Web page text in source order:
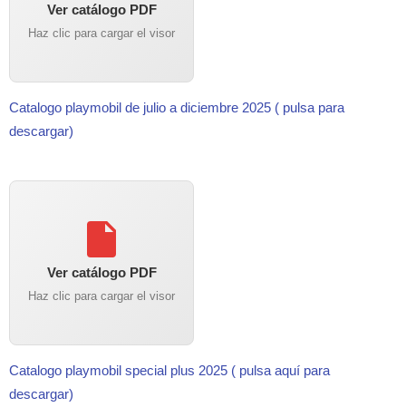
Ver catálogo PDF
Haz clic para cargar el visor
Catalogo playmobil de julio a diciembre 2025 ( pulsa para
descargar)
Ver catálogo PDF
Haz clic para cargar el visor
Catalogo playmobil special plus 2025 ( pulsa aquí para
descargar)